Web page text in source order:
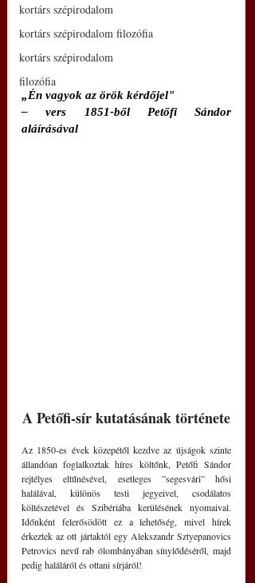
kortárs szépirodalom
kortárs szépirodalom filozófia
kortárs szépirodalom
filozófia
„Én vagyok az örök kérdőjel"
– vers 1851-ből Petőfi Sándor
aláírásával
A Petőfi-sír kutatásának története
Az 1850-es évek közepétől kezdve az újságok szinte
állandóan foglalkoztak híres költőnk, Petőfi Sándor
rejtélyes eltűnésével, esetleges ”segesvári” hősi
halálával, különös testi jegyeivel, csodálatos
költészetével és Szibériába kerülésének nyomaival.
Időnként felerősödött ez a lehetőség, mivel hírek
érkeztek az ott jártaktól egy Alekszandr Sztyepanovics
Petrovics nevű rab ólombányában sínylődéséről, majd
pedig haláláról és ottani sírjáról!